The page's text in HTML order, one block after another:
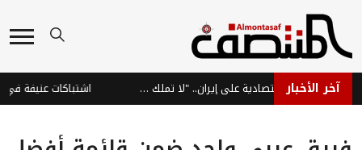
آخر الأخبار ترامب: نراقب الضغوط الاقتصادية على إيران.. "لا تملك الأموال" اشتباكات عنيفة في